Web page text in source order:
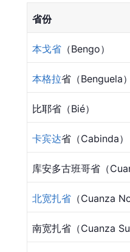
省份
本戈省 （Bengo）
本格拉省（Benguela
比耶省（Bié）
卡宾达省（Cabinda）
库安多古班哥省（
北宽扎省 （Cuanza
南宽扎省（Cuanza